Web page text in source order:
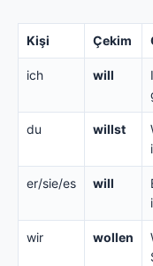
Kişi Çekim
ich will
du willst
er/sie/es will
wir wollen